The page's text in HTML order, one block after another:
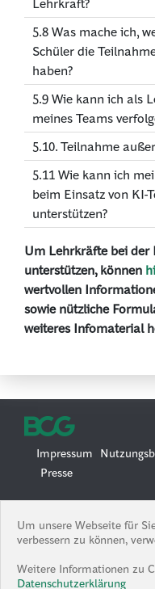
5.8 Was mache ich,
Schüler die
haben?
5.9 Wie kann ich als
meines Teams
5.10. Teilnahme
5.11 Wie kann ich
beim Einsatz von KI-
unterstützen?
Um Lehrkräfte bei der
unterstützen, können
wertvollen
sowie nützliche
weiteres Infomaterial
Impressum
Presse
Boston Consulting Group
qualified applicants will
gender identity /
Um unsere Webseite für
verbessern zu können,
Weitere Informationen zu
Datenschutzerklärung